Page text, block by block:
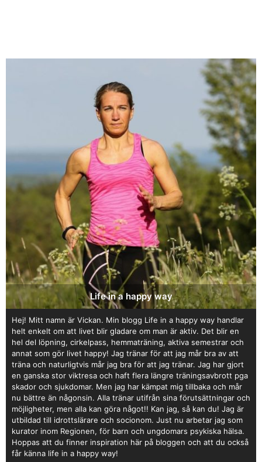
Life in a happy way
Hej! Mitt namn är Vickan. Min blogg Life in a happy way handlar
helt enkelt om att livet blir gladare om man är aktiv. Det blir en
hel del löpning, cirkelpass, hemmaträning, aktiva semestrar och
annat som gör livet happy! Jag tränar för att jag mår bra av att
träna och naturligtvis mår jag bra för att jag tränar. Jag har gjort
en ganska stor viktresa och haft flera längre träningsavbrott pga
skador och sjukdomar. Men jag har kämpat mig tillbaka och mår
nu bättre än någonsin. Alla tränar utifrån sina förutsättningar och
möjligheter, men alla kan göra något!! Kan jag, så kan du! Jag är
utbildad till idrottslärare och socionom. Just nu arbetar jag som
kurator inom Regionen, för barn och ungdomars psykiska hälsa.
Hoppas att du finner inspiration här på bloggen och att du också
får känna life in a happy way!